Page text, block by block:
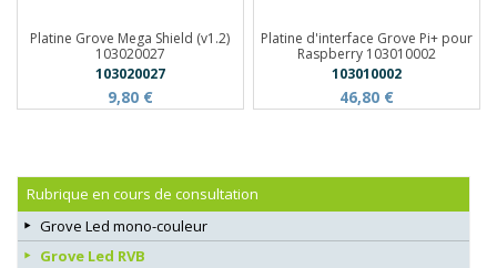
Platine Grove Mega Shield (v1.2)
103020027
103020027
9,80 €
Platine d'interface Grove Pi+ pour
Raspberry 103010002
103010002
46,80 €
Rubrique en cours de consultation
Grove Led mono-couleur
Grove Led RVB